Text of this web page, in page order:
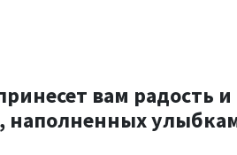
вам радость
наполненных